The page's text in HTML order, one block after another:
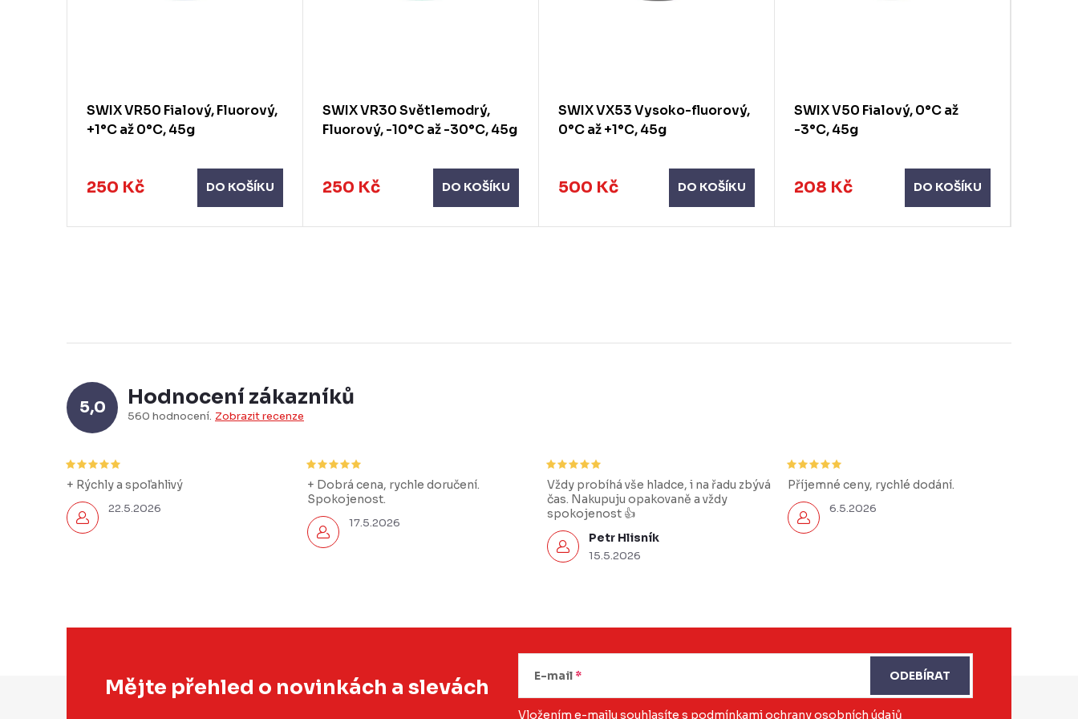
SWIX VR50 Fialový, Fluorový,
+1°C až 0°C, 45g
250 Kč DO KOŠÍKU
SWIX VR30 Světlemodrý,
Fluorový, -10°C až -30°C, 45g
250 Kč DO KOŠÍKU
SWIX VX53 Vysoko-fluorový,
0°C až +1°C, 45g
500 Kč DO KOŠÍKU
SWIX V50 Fialový, 0°C až
-3°C, 45g
208 Kč DO KOŠÍKU
5,0 Hodnocení zákazníků
560 hodnocení Zobrazit recenze
22.5.2026
+ Rýchly a spoľahlivý
17.5.2026
+ Dobrá cena, rychle doručení.
Spokojenost.
Petr Hlisník
15.5.2026
Vždy probíhá vše hladce, i na řadu zbývá
čas. Nakupuju opakovaně a vždy
spokojenost 👍
6.5.2026
Příjemné ceny, rychlé dodání.
Mějte přehled o novinkách a slevách E-mail
Vložením e-mailu souhlasíte s podmínkami ochrany osobních údajů
ODEBÍRAT